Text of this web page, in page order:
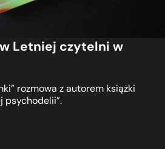
Letniej czytelni w
rozmowa z autorem książki
psychodelii”.